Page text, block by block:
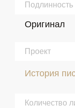
Подлинность
Оригинал
Проект
История
Количество